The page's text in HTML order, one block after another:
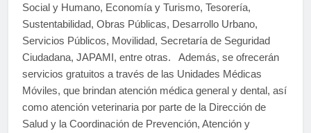
Social y Humano, Economía y Turismo, Tesorería,
Sustentabilidad, Obras Públicas, Desarrollo Urbano,
Servicios Públicos, Movilidad, Secretaría de Seguridad
Ciudadana, JAPAMI, entre otras. Además, se ofrecerán
servicios gratuitos a través de las Unidades Médicas
Móviles, que brindan atención médica general y dental, así
como atención veterinaria por parte de la Dirección de
Salud y la Coordinación de Prevención, Atención y